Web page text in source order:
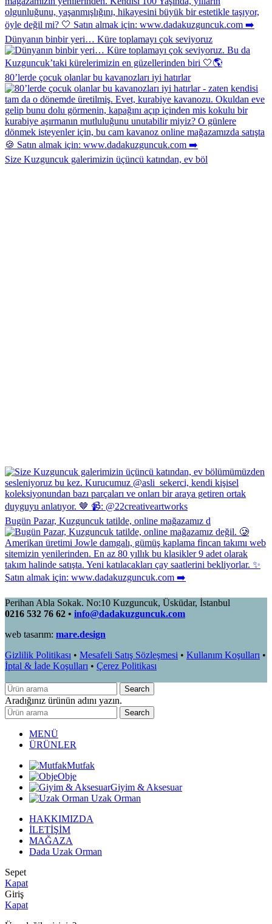
Dünyanın binbir yeri… Küre toplamayı çok seviyoruz
80’lerde çocuk olanlar bu kavanozları iyi hatırlar
Size Kuzguncuk galerimizin üçüncü katından, ev böl
Bugün Pazar, Kuzguncuk tatilde, online mağazamız d
Perihan Abla Sokak. No:10 Kuzguncuk, Üsküdar, İstanbul
0216 532 76 62 • info@dadakuzguncuk.com
web tasarım: mare.design
Gizlilik Politikası • Mesafeli Satış Sözleşmesi • Kullanım Koşulları •
İptal & İade Koşulları • Çerez Politikası
Search
Aradığınız ürünün adını yazın.
Search
MENÜ
ÜRÜNLER
Mutfak
Obje
Giyim & Aksesuar
Uzak Orman
HAKKIMIZDA
İLETİŞİM
MAĞAZA
Dada Uzak Orman
Sepet
Kapat
Giriş
Kapat